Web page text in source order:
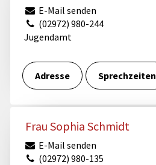
E-Mail senden
(02972) 980-244
Jugendamt
Adresse Sprechzeiten
Frau Sophia Schmidt
E-Mail senden
(02972) 980-135